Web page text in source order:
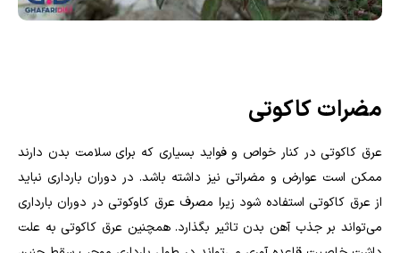
مضرات کاکوتی
عرق کاکوتی در کنار خواص و فواید بسیاری که برای سلامت بدن دارند
ممکن است عوارض و مضراتی نیز داشته باشد. در دوران بارداری نباید
از عرق کاکوتی استفاده شود زیرا مصرف عرق کاوکوتی در دوران بارداری
می‌تواند بر جذب آهن بدن تاثیر بگذارد. همچنین عرق کاکوتی به علت